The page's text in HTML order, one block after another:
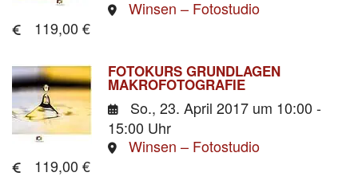
Winsen – Fotostudio
119,00 €
FOTOKURS GRUNDLAGEN
MAKROFOTOGRAFIE
So., 23. April 2017 um 10:00 -
15:00 Uhr
Winsen – Fotostudio
119,00 €